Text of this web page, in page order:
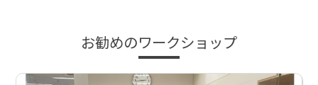
お勧めのワークショップ